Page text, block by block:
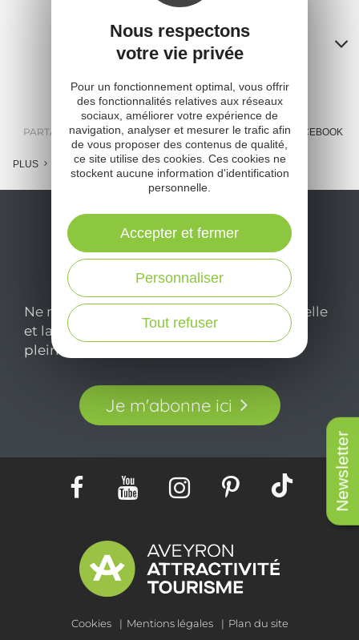
Newsletter
Contacts
PARTAGER : E-MAIL MESSENGER FACEBOOK
PLUS
Ne manquez pas notre newsletter mensuelle
et laissez-vous inspirer pour profiter
pleinement de votre séjour en Aveyron.
Je m'abonne ici
Cookies Mentions légales Plan du site
Nous respectons
votre vie privée
Pour un fonctionnement optimal, vous offrir
des fonctionnalités relatives aux réseaux
sociaux, améliorer votre expérience de
navigation, analyser et mesurer le trafic afin
de vous proposer des contenus de qualité,
ce site utilise des cookies. Ces cookies ne
stockent aucune information d'identification
personnelle.
Tout refuser
Personnaliser
Accepter et fermer